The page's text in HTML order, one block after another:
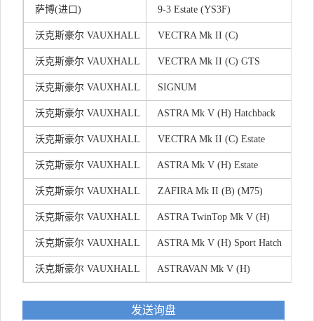
萨博(进口) 9-3 Estate (YS3F)
沃克斯豪尔 VAUXHALL VECTRA Mk II (C)
沃克斯豪尔 VAUXHALL VECTRA Mk II (C) GTS
沃克斯豪尔 VAUXHALL SIGNUM
沃克斯豪尔 VAUXHALL ASTRA Mk V (H) Hatchback
沃克斯豪尔 VAUXHALL VECTRA Mk II (C) Estate
沃克斯豪尔 VAUXHALL ASTRA Mk V (H) Estate
沃克斯豪尔 VAUXHALL ZAFIRA Mk II (B) (M75)
沃克斯豪尔 VAUXHALL ASTRA TwinTop Mk V (H)
沃克斯豪尔 VAUXHALL ASTRA Mk V (H) Sport Hatch
沃克斯豪尔 VAUXHALL ASTRAVAN Mk V (H)
发送询盘